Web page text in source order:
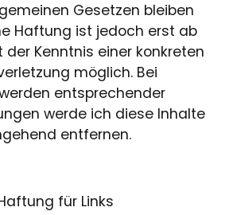
Gesetzen bleiben
Haftung ist jedoch erst ab
Kenntnis einer konkreten
möglich. Bei
entsprechender
werde ich diese Inhalte
entfernen.
für Links